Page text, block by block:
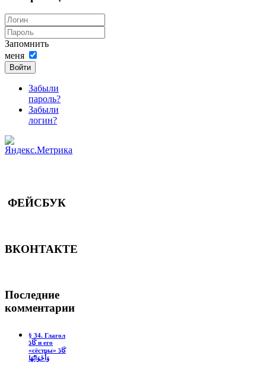
Запомнить
меня
Войти
Забыли
пароль?
Забыли
логин?
ФЕЙСБУК
ВКОНТАКТЕ
Последние
комментарии
§ 34. Глагол
كَادَ и его
«сёстры» كَادَ
وَأَخَوَاتُهَا